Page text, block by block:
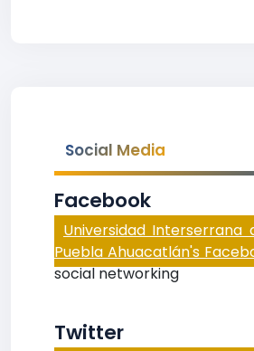
Social Media
Facebook
Universidad Interserrana
Puebla Ahuacatlán's
social networking
Twitter